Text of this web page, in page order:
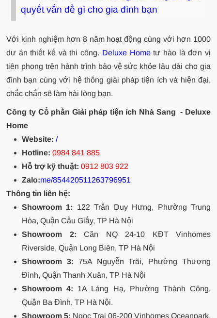
quyết vấn đề gì cho gia đình bạn
Với kinh nghiệm hơn 8 năm hoạt động cùng với hơn 1000
dự án thiết kế và thi công. Deluxe Hometự hào là đơn vị
tiên phong trên hành trình bảo vệ sức khỏe lâu dài cho gia
đình bạn cùng với hệ thống giải pháp tiện ích và hiện đại,
chắc chắn sẽ làm hài lòng bạn.
Công ty Cổ phần Giải pháp tiện ích Nhà Sang - Deluxe
Home
Website: /
Hotline: 0984 841 885
Hỗ trợ kỹ thuật: 0912 803 922
Zalo:me/854420511263796951
Thông tin liên hệ:
Showroom 1: 122 Trần Duy Hưng, Phường Trung
Hòa, Quận Cầu Giấy, TP Hà Nội
Showroom 2: Căn NQ 24-10 KĐT Vinhomes
Riverside, Quận Long Biên, TP Hà Nội
Showroom 3: 75A Nguyễn Trãi, Phường Thượng
Đình, Quận Thanh Xuân, TP Hà Nội
Showroom 4: 1A Láng Hạ, Phường Thành Công,
Quận Ba Đình, TP Hà Nội.
Showroom 5: Ngọc Trai 06-200 Vinhomes Oceanpark,